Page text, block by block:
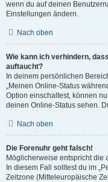
wenn du auf deinen
Einstellungen ändern.
Nach oben
Wie kann ich verhindern,
auftaucht?
In deinem persönlichen
„Meinen Online-Status
Option einschaltest, können
deinen Online-Status sehen.
Nach oben
Die Forenuhr geht falsch!
Möglicherweise entspricht die
In diesem Fall solltest du im
Zeitzone (Mitteleuropäische